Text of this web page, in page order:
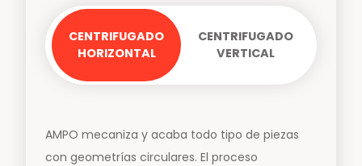
CENTRIFUGADO
HORIZONTAL
CENTRIFUGADO
VERTICAL
AMPO mecaniza y acaba todo tipo de piezas
con geometrías circulares. El proceso